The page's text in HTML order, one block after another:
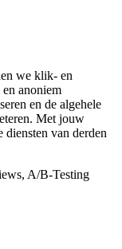
we klik- en
anoniem
en de algehele
Met jouw
van derden
A/B-Testing